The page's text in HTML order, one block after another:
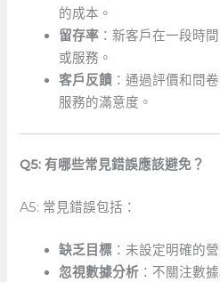
的成本。
留存率 ：新客戶在一段時
或服務。
客戶反饋 ：通過評價和問
服務的滿意度。
Q5: 有哪些常見錯誤應該避免？
A5: 常見錯誤包括：
缺乏目標 ：未設定明確的
忽視數據分析 ：不關注數